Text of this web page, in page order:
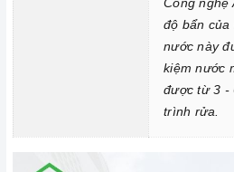
Sắp xếp bát đĩa ở vị trí phù hợp
Lựa chọn chương trình rửa phù hợp:
một mục đích và thời gian khác
chương trình rửa phù hợp với lượng
độ bẩn
nước này
kiệm nước
được từ 3 -
trình rửa.